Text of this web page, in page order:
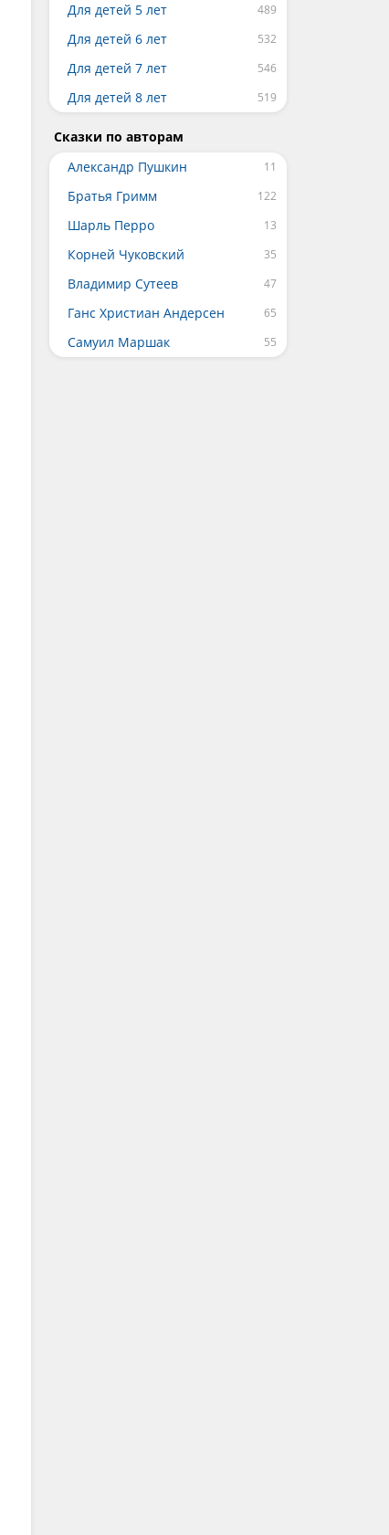
Для детей 5 лет
Для детей 6 лет
Для детей 7 лет
Для детей 8 лет
Сказки по авторам
Александр Пушкин
Братья Гримм
Шарль Перро
Корней Чуковский
Владимир Сутеев
Ганс Христиан Андерсен
Самуил Маршак